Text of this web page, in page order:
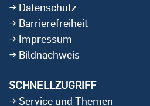
Datenschutz
Barrierefreiheit
Impressum
Bildnachweis
SCHNELLZUGRIFF
Service und Themen